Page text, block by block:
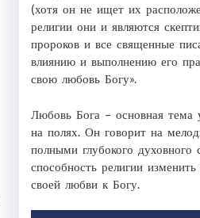
(хотя он не ищет их
религии они и являются
пророков и все священные
влиянию и выполнению его
свою любовь Богу».
Любовь Бога – основная тема
на полях. Он говорит на
полными глубокого
способность религии
своей любви к Богу.